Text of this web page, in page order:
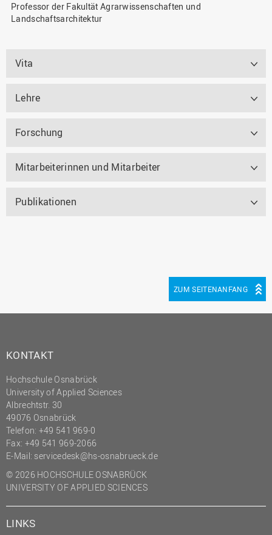
Professor der Fakultät Agrarwissenschaften und
Landschaftsarchitektur
Vita
Lehre
Forschung
Mitarbeiterinnen und Mitarbeiter
Publikationen
ZUM SEITENANFANG
KONTAKT
Hochschule Osnabrück
University of Applied Sciences
Albrechtstr. 30
49076 Osnabrück
Telefon: +49 541 969-0
Fax: +49 541 969-2066
E-Mail: servicedesk@hs-osnabrueck.de
© 2026 HOCHSCHULE OSNABRÜCK
UNIVERSITY OF APPLIED SCIENCES
LINKS